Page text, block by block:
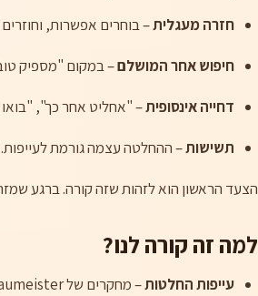
חזרה מעגלית– בוחרים אפשרות,
חיפוש אחר המושלם– במקום "מספיק
דחייה אינסופית– "אחליט אחר כך", "בואו
תשישות– ההחלטה עצמה גורמת
הצעד הראשון הוא לזהות שזה קורה. ברגע שמזהים "רגע, אני מסתובב פה כבר
למה זה קורה לנו?
עייפות החלטות